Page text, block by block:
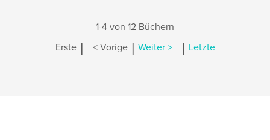
1-4 von 12 Büchern
Erste | < Vorige | Weiter > | Letzte